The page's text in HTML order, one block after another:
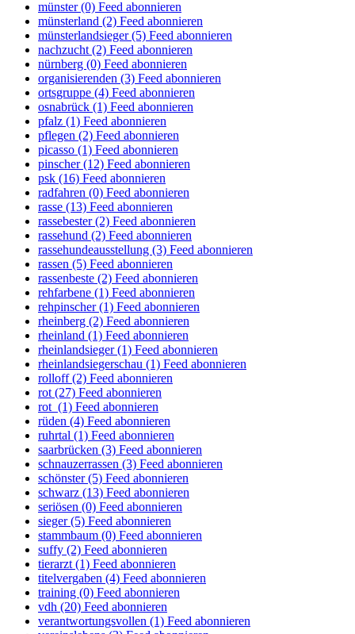
münster (0) Feed abonnieren
münsterland (2) Feed abonnieren
münsterlandsieger (5) Feed abonnieren
nachzucht (2) Feed abonnieren
nürnberg (0) Feed abonnieren
organisierenden (3) Feed abonnieren
ortsgruppe (4) Feed abonnieren
osnabrück (1) Feed abonnieren
pfalz (1) Feed abonnieren
pflegen (2) Feed abonnieren
picasso (1) Feed abonnieren
pinscher (12) Feed abonnieren
psk (16) Feed abonnieren
radfahren (0) Feed abonnieren
rasse (13) Feed abonnieren
rassebester (2) Feed abonnieren
rassehund (2) Feed abonnieren
rassehundeausstellung (3) Feed abonnieren
rassen (5) Feed abonnieren
rassenbeste (2) Feed abonnieren
rehfarbene (1) Feed abonnieren
rehpinscher (1) Feed abonnieren
rheinberg (2) Feed abonnieren
rheinland (1) Feed abonnieren
rheinlandsieger (1) Feed abonnieren
rheinlandsiegerschau (1) Feed abonnieren
rolloff (2) Feed abonnieren
rot (27) Feed abonnieren
rot (1) Feed abonnieren
rüden (4) Feed abonnieren
ruhrtal (1) Feed abonnieren
saarbrücken (3) Feed abonnieren
schnauzerrassen (3) Feed abonnieren
schönster (5) Feed abonnieren
schwarz (13) Feed abonnieren
seriösen (0) Feed abonnieren
sieger (5) Feed abonnieren
stammbaum (0) Feed abonnieren
suffy (2) Feed abonnieren
tierarzt (1) Feed abonnieren
titelvergaben (4) Feed abonnieren
training (0) Feed abonnieren
vdh (20) Feed abonnieren
verantwortungsvollen (1) Feed abonnieren